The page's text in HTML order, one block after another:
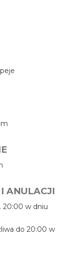
ANULACJI
20:00 w dniu
do 20:00 w